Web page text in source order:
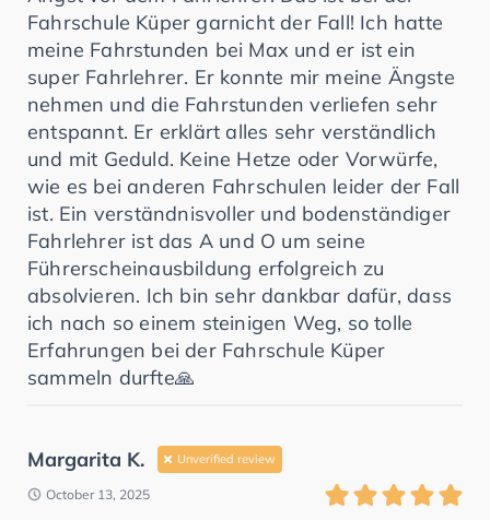
Fahrschule Küper garnicht der Fall! Ich hatte
meine Fahrstunden bei Max und er ist ein
super Fahrlehrer. Er konnte mir meine Ängste
nehmen und die Fahrstunden verliefen sehr
entspannt. Er erklärt alles sehr verständlich
und mit Geduld. Keine Hetze oder Vorwürfe,
wie es bei anderen Fahrschulen leider der Fall
ist. Ein verständnisvoller und bodenständiger
Fahrlehrer ist das A und O um seine
Führerscheinausbildung erfolgreich zu
absolvieren. Ich bin sehr dankbar dafür, dass
ich nach so einem steinigen Weg, so tolle
Erfahrungen bei der Fahrschule Küper
sammeln durfte🙏
Margarita K. Unverified review
October 13, 2025